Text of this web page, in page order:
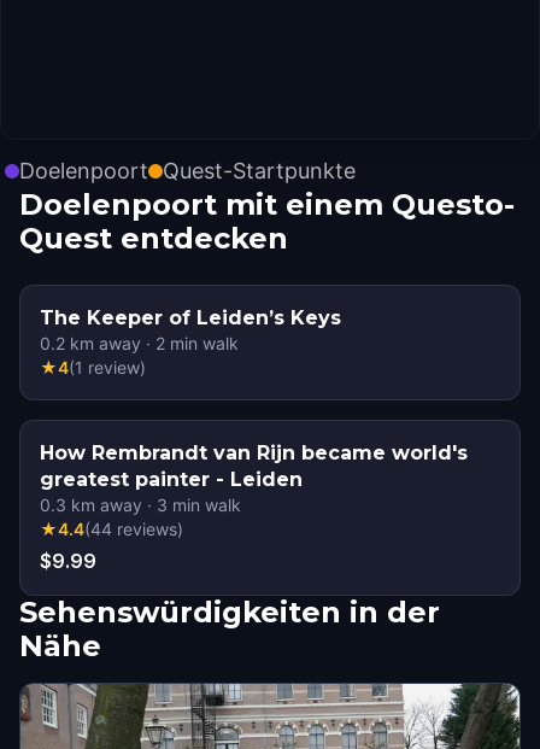
Doelenpoort Quest-Startpunkte
Doelenpoort mit einem Questo-
Quest entdecken
The Keeper of Leiden’s Keys
0.2 km away · 2 min walk
★4(1 review)
How Rembrandt van Rijn became world's
greatest painter - Leiden
0.3 km away · 3 min walk
★4.4(44 reviews)
$9.99
Sehenswürdigkeiten in der
Nähe